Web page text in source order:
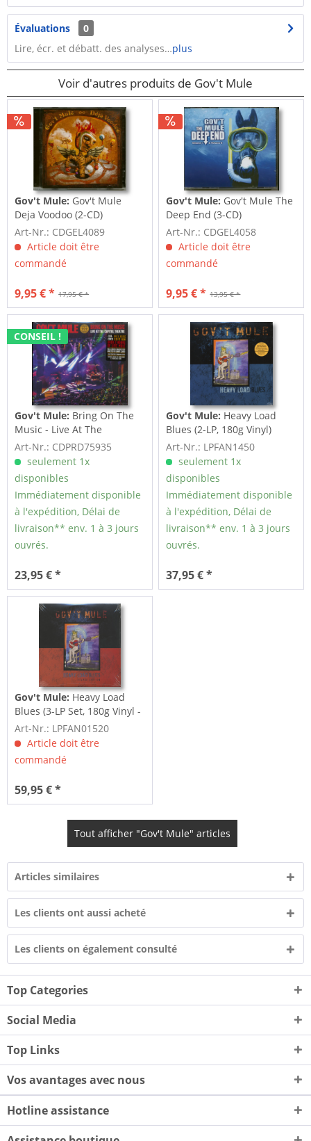
Évaluations
0
Lire, écr. et débatt. des analyses…plus
Voir d'autres produits de Gov't Mule
Gov't Mule: Gov't Mule
Deja Voodoo (2-CD)
Art-Nr.: CDGEL4089
Article doit être
commandé
17,95 € *
9,95 € *
Gov't Mule: Gov't Mule The
Deep End (3-CD)
Art-Nr.: CDGEL4058
Article doit être
commandé
13,95 € *
9,95 € *
CONSEIL !
Gov't Mule: Bring On The
Music - Live At The
Capitol...
Art-Nr.: CDPRD75935
seulement 1x
disponibles
Immédiatement disponible
à l'expédition, Délai de
livraison** env. 1 à 3 jours
ouvrés.
23,95 € *
Gov't Mule: Heavy Load
Blues (2-LP, 180g Vinyl)
Art-Nr.: LPFAN1450
seulement 1x
disponibles
Immédiatement disponible
à l'expédition, Délai de
livraison** env. 1 à 3 jours
ouvrés.
37,95 € *
Gov't Mule: Heavy Load
Blues (3-LP Set, 180g Vinyl -
Deluxe...
Art-Nr.: LPFAN01520
Article doit être
commandé
59,95 € *
Tout afficher "Gov't Mule" articles
Articles similaires
Les clients ont aussi acheté
Les clients on également consulté
Top Categories
Social Media
Top Links
Vos avantages avec nous
Hotline assistance